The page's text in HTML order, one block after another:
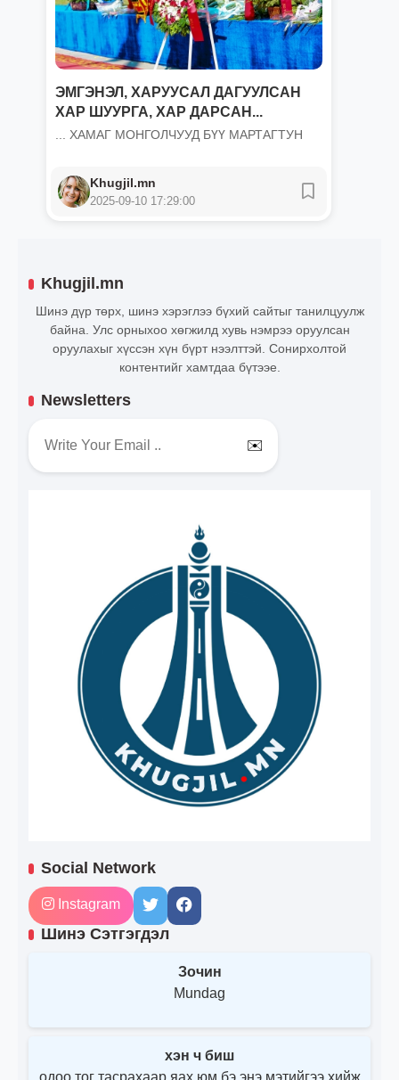
ЭМГЭНЭЛ, ХАРУУСАЛ ДАГУУЛСАН
ХАР ШУУРГА, ХАР ДАРСАН...
... ХАМАГ МОНГОЛЧУУД БҮҮ МАРТАГТУН
Khugjil.mn
2025-09-10 17:29:00
Khugjil.mn
Шинэ дүр төрх, шинэ хэрэглээ бүхий сайтыг танилцуулж
байна. Улс орныхоо хөгжилд хувь нэмрээ оруулсан
оруулахыг хүссэн хүн бүрт нээлттэй. Сонирхолтой
контентийг хамтдаа бүтээе.
Newsletters
✉️
Social Network
Instagram
Шинэ Сэтгэгдэл
Зочин
Mundag
хэн ч биш